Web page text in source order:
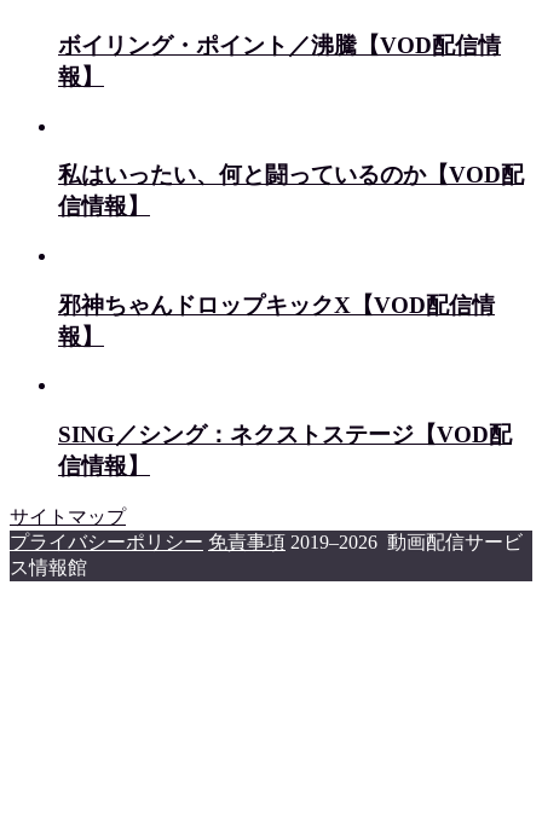
ボイリング・ポイント／沸騰【VOD配信情
報】
私はいったい、何と闘っているのか【VOD配
信情報】
邪神ちゃんドロップキックX【VOD配信情
報】
SING／シング：ネクストステージ【VOD配
信情報】
サイトマップ
プライバシーポリシー 免責事項 2019–2026 動画配信サービ
ス情報館